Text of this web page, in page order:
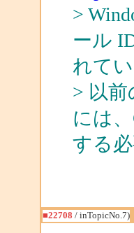
>
ール
れてい
> 以
には
する
■22708 / inTopicNo.7)